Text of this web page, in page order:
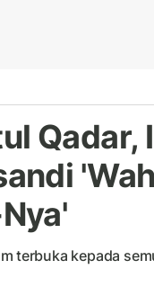
Qadar,
terbuka kepada